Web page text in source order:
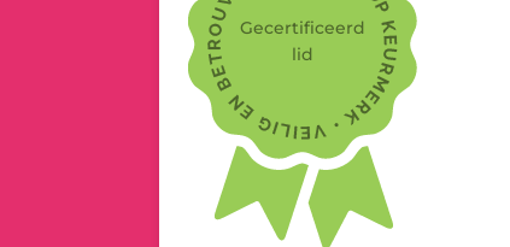
Gecertificeerd
lid